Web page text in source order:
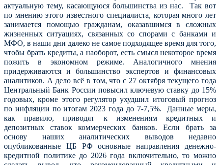
актуальную тему, касающуюся большинства из нас. Так вот
по мнению этого известного специалиста, которая много лет
занимается помощью гражданам, оказавшимся в сложных
жизненных ситуациях, связанных со спорами с банками и
МФО, в наши дни далеко не самое подходящее время для того,
чтобы брать кредиты, а наоборот, есть смысл некоторое время
пожить в экономном режиме.
Аналогичного мнения
придерживаются и большинство экспертов и финансовых
аналитиков. А дело всё в том, что с 27 октября текущего года
Центральный Банк России повысил ключевую ставку до 15%
годовых, кроме этого регулятор ухудшил итоговый прогноз
по инфляции по итогам 2023 года до 7-7,5%.
Данные меры,
как правило, приводят к изменениям кредитных и
депозитных ставок коммерческих банков. Если брать за
основу наших аналитических выводов недавно
опубликованные ЦБ РФ основные направления денежно-
кредитной политике до 2026 года включительно, то можно